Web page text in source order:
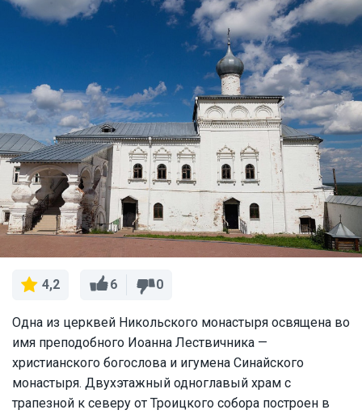
4,2 6 0
Одна из церквей Никольского монастыря освящена во
имя преподобного Иоанна Лествичника —
христианского богослова и игумена Синайского
монастыря. Двухэтажный одноглавый храм с
трапезной к северу от Троицкого собора построен в